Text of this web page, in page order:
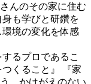
んのその家に住む
も学びと研鑽を
境の変化を体感
るプロであるこ
くること』 『家
、かけがえのない